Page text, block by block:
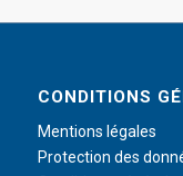
CONDITIONS
Mentions légales
Protection des